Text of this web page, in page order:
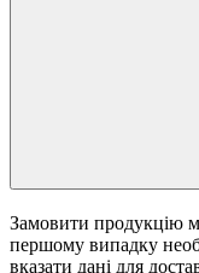
Замовити продукцію
першому випадку
вказати дані для